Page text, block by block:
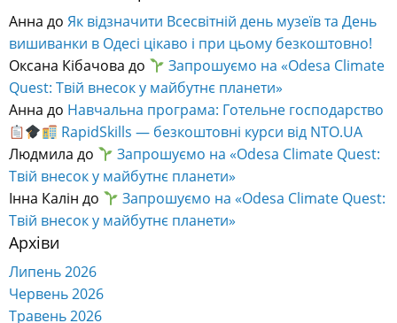
Анна до Як відзначити Всесвітній день музеїв та День
вишиванки в Одесі цікаво і при цьому безкоштовно!
Оксана Кібачова до
Запрошуємо на «Odesa Climate
Quest: Твій внесок у майбутнє планети»
Анна до Навчальна програма: Готельне господарство
RapidSkills — безкоштовні курси від NTO.UA
Людмила до
Запрошуємо на «Odesa Climate Quest:
Твій внесок у майбутнє планети»
Інна Калін до
Запрошуємо на «Odesa Climate Quest:
Твій внесок у майбутнє планети»
Архіви
Липень 2026
Червень 2026
Травень 2026